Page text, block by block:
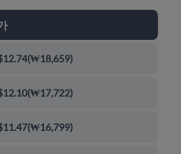
(₩18,659)
(₩17,722)
(₩16,799)